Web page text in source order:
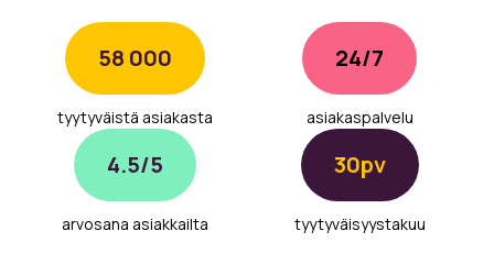
58 000
tyytyväistä asiakasta
24/7
asiakaspalvelu
4.5/5
arvosana asiakkailta
30pv
tyytyväisyystakuu